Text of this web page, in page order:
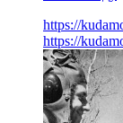
https://
https://